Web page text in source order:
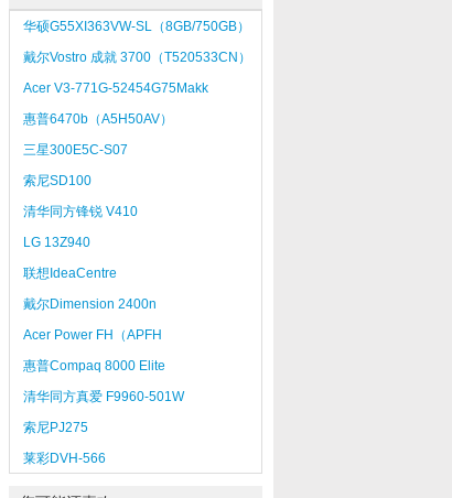
华硕G55XI363VW-SL（8GB/750GB）
戴尔Vostro 成就 3700（T520533CN）
Acer V3-771G-52454G75Makk
惠普6470b（A5H50AV）
三星300E5C-S07
索尼SD100
清华同方锋锐 V410
LG 13Z940
联想IdeaCentre
K315（631/4GB/500GB）
戴尔Dimension 2400n
Acer Power FH（APFH
E4328012N00）
惠普Compaq 8000 Elite
SFF（WM131PA）
清华同方真爱 F9960-501W
索尼PJ275
莱彩DVH-566